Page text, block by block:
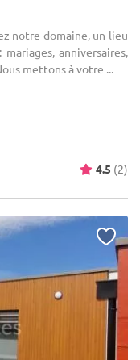
notre domaine, un lieu
anniversaires,
mettons à votre ...
4.5 (2)